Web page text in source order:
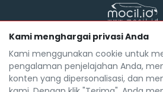
Mocil.id by DSF dikembangkan
membantu anda yang selama
mencari mobil bekas
Blog Tentang Mocil
Syarat dan Ketentuan
Kami menghargai privasi Anda
Kami menggunakan cookie untuk
pengalaman penjelajahan Anda,
konten yang dipersonalisasi, dan